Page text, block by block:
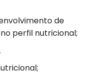
de
perfil nutricional;